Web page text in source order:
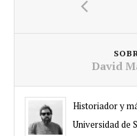
David
Historiador y
Universidad de